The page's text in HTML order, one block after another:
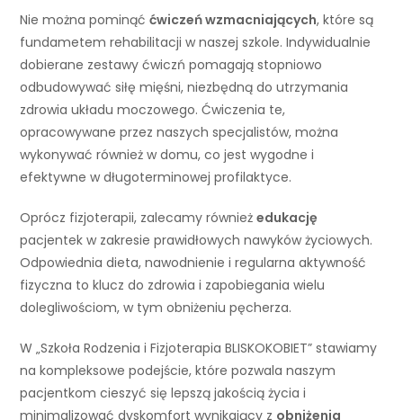
Nie można pominąććwiczeń wzmacniających, które są
fundametem rehabilitacji w naszej szkole. Indywidualnie
dobierane zestawy ćwiczń pomagają stopniowo
odbudowywać siłę mięśni, niezbędną do utrzymania
zdrowia układu moczowego. Ćwiczenia te,
opracowywane przez naszych specjalistów, można
wykonywać również w domu, co jest wygodne i
efektywne w długoterminowej profilaktyce.
Oprócz fizjoterapii, zalecamy równieżedukację
pacjentek w zakresie prawidłowych nawyków życiowych.
Odpowiednia dieta, nawodnienie i regularna aktywność
fizyczna to klucz do zdrowia i zapobiegania wielu
dolegliwościom, w tym obniżeniu pęcherza.
W „Szkoła Rodzenia i Fizjoterapia BLISKOKOBIET” stawiamy
na kompleksowe podejście, które pozwala naszym
pacjentkom cieszyć się lepszą jakością życia i
minimalizować dyskomfort wynikający z obniżenia